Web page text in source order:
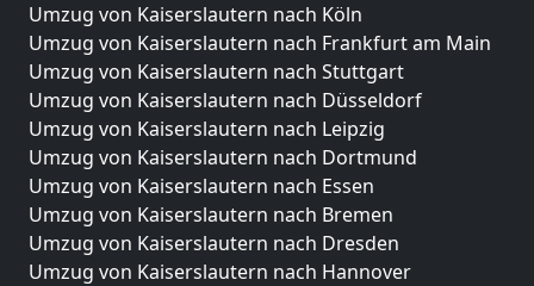
Umzug von Kaiserslautern nach Köln
Umzug von Kaiserslautern nach Frankfurt am Main
Umzug von Kaiserslautern nach Stuttgart
Umzug von Kaiserslautern nach Düsseldorf
Umzug von Kaiserslautern nach Leipzig
Umzug von Kaiserslautern nach Dortmund
Umzug von Kaiserslautern nach Essen
Umzug von Kaiserslautern nach Bremen
Umzug von Kaiserslautern nach Dresden
Umzug von Kaiserslautern nach Hannover